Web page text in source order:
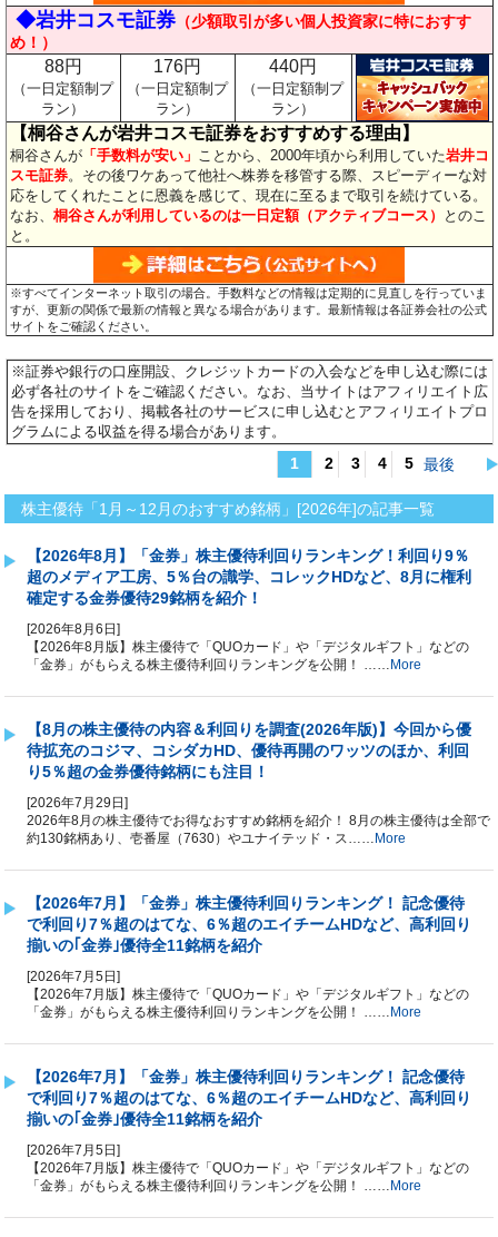
◆岩井コスモ証券（少額取引が多い個人投資家に特におすす
め！ ）
88円
（一日定額制プ
ラン）
176円
（一日定額制プ
ラン）
440円
（一日定額制プ
ラン）
【桐谷さんが岩井コスモ証券をおすすめする理由】
桐谷さんが「手数料が安い」 ことから、2000年頃から利用していた岩井コ
スモ証券。その後ワケあって他社へ株券を移管する際、スピーディーな対
応をしてくれたことに恩義を感じて、現在に至るまで取引を続けている。
なお、 桐谷さんが利用しているのは一日定額（アクティブコース）
とのこ
と。
※すべてインターネット取引の場合。手数料などの情報は定期的に見直しを行っていま
すが、更新の関係で最新の情報と異なる場合があります。最新情報は各証券会社の公式
サイトをご確認ください。
※証券や銀行の口座開設、クレジットカードの入会などを申し込む際には
必ず各社のサイトをご確認ください。なお、当サイトはアフィリエイト広
告を採用しており、掲載各社のサービスに申し込むとアフィリエイトプロ
グラムによる収益を得る場合があります。
1 2 3 4 5 最後
株主優待「1月～12月のおすすめ銘柄」[2026年]
株主優待「1月～12月のおすすめ銘柄」[2026年]の記事一覧
【2026年8月】「金券」株主優待利回りランキング！利回り9％
超のメディア工房、5％台の識学、コレックHDなど、8月に権利
確定する金券優待29銘柄を紹介！
[2026年8月6日]
【2026年8月版】株主優待で「QUOカード」や「デジタルギフト」などの
「金券」がもらえる株主優待利回りランキングを公開！ …… More
【8月の株主優待の内容＆利回りを調査(2026年版)】今回から優
待拡充のコジマ、コシダカHD、優待再開のワッツのほか、利回
り5％超の金券優待銘柄にも注目！
[2026年7月29日]
2026年8月の株主優待でお得なおすすめ銘柄を紹介！ 8月の株主優待は全部で
約130銘柄あり、壱番屋（7630）やユナイテッド・ス…… More
【2026年7月】「金券」株主優待利回りランキング！ 記念優待
で利回り7％超のはてな、6％超のエイチームHDなど、高利回り
揃いの｢金券｣優待全11銘柄を紹介
[2026年7月5日]
【2026年7月版】株主優待で「QUOカード」や「デジタルギフト」などの
「金券」がもらえる株主優待利回りランキングを公開！ …… More
【2026年7月】「金券」株主優待利回りランキング！ 記念優待
で利回り7％超のはてな、6％超のエイチームHDなど、高利回り
揃いの｢金券｣優待全11銘柄を紹介
[2026年7月5日]
【2026年7月版】株主優待で「QUOカード」や「デジタルギフト」などの
「金券」がもらえる株主優待利回りランキングを公開！ …… More